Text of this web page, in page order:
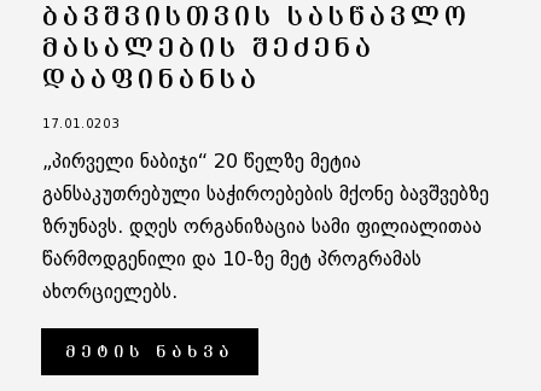
ᲑᲐᲕᲨᲕᲘᲡᲗᲕᲘᲡ ᲡᲐᲡᲬᲐᲕᲚᲝ
ᲛᲐᲡᲐᲚᲔᲑᲘᲡ ᲨᲔᲫᲔᲜᲐ
ᲓᲐᲐᲤᲘᲜᲐᲜᲡᲐ
17.01.0203
„პირველი ნაბიჯი“ 20 წელზე მეტია
განსაკუთრებული საჭიროებების მქონე ბავშვებზე
ზრუნავს. დღეს ორგანიზაცია სამი ფილიალითაა
წარმოდგენილი და 10-ზე მეტ პროგრამას
ახორციელებს.
ᲛᲔᲢᲘᲡ ᲜᲐᲮᲕᲐ